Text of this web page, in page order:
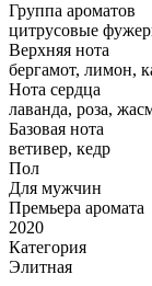
Группа ароматов
цитрусовые
Верхняя нота
бергамот, лимон,
Нота сердца
лаванда, роза,
Базовая нота
ветивер, кедр
Пол
Для мужчин
Премьера аромата
2020
Категория
Элитная